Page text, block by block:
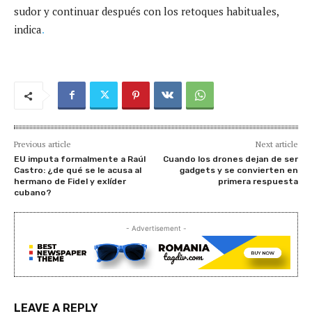
sudor y continuar después con los retoques habituales,
indica.
Previous article
EU imputa formalmente a Raúl
Castro: ¿de qué se le acusa al
hermano de Fidel y exlíder
cubano?
Next article
Cuando los drones dejan de ser
gadgets y se convierten en
primera respuesta
- Advertisement -
LEAVE A REPLY